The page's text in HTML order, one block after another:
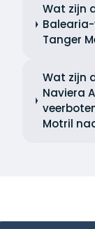
Wat zijn
Tanger
Wat zijn
Naviera
Motril